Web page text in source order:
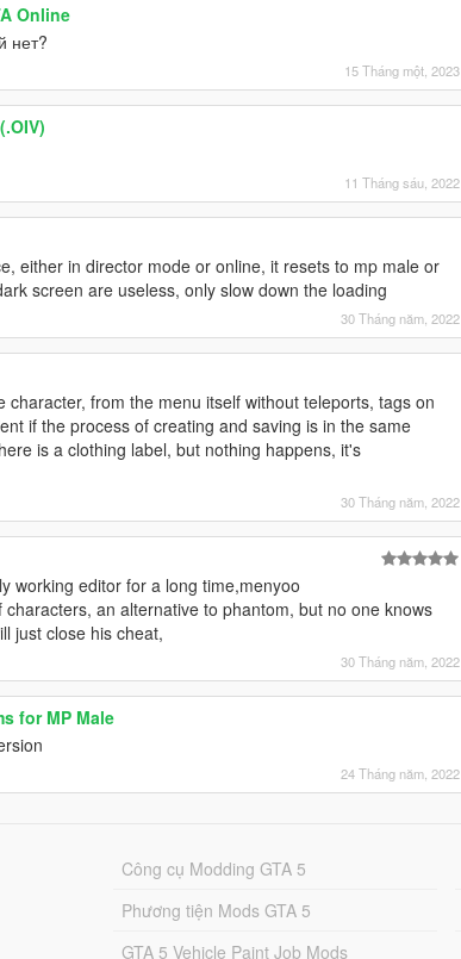
Online
нет?
15 Tháng một, 2023
11 Tháng sáu, 2022
either in director mode or online, it resets to mp male or
screen are useless, only slow down the loading
30 Tháng năm, 2022
from the menu itself without teleports, tags on
if the process of creating and saving is in the same
is a clothing label, but nothing happens, it's
30 Tháng năm, 2022
working editor for a long time,menyoo
an alternative to phantom, but no one knows
just close his cheat,
30 Tháng năm, 2022
for MP Male
24 Tháng năm, 2022
Công cụ Modding GTA 5
Phương tiện Mods GTA 5
GTA 5 Vehicle Paint Job Mods